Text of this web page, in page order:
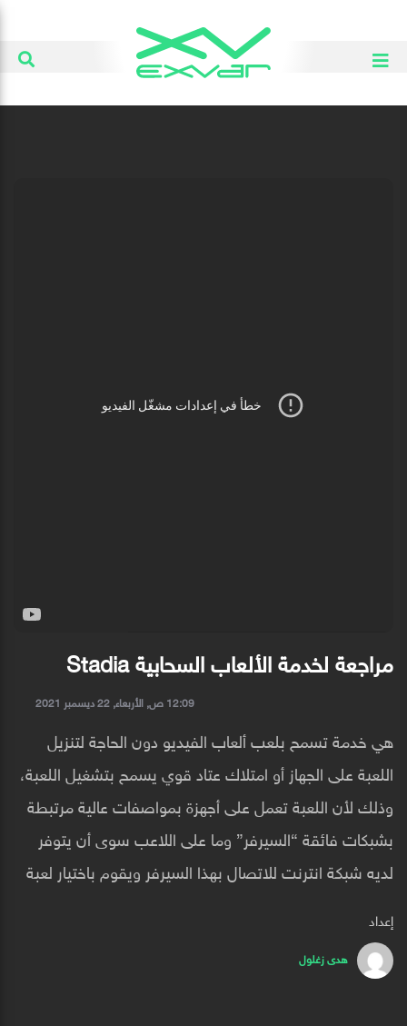
مراجعة لخدمة الألعاب السحابية Stadia
12:09 ص, الأربعاء, 22 ديسمبر 2021
هي خدمة تسمح بلعب ألعاب الفيديو دون الحاجة لتنزيل
اللعبة على الجهاز أو امتلاك عتاد قوي يسمح بتشغيل اللعبة،
وذلك لأن اللعبة تعمل على أجهزة بمواصفات عالية مرتبطة
بشبكات فائقة “السيرفر” وما على اللاعب سوى أن يتوفر
لديه شبكة انترنت للاتصال بهذا السيرفر ويقوم باختيار لعبة
على جهازه.
إعداد
هدى زغلول